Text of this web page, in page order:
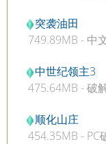
突袭油田
749.89MB - 中
中世纪领主3
475.64MB - 破
顺化山庄
454.35MB - PC